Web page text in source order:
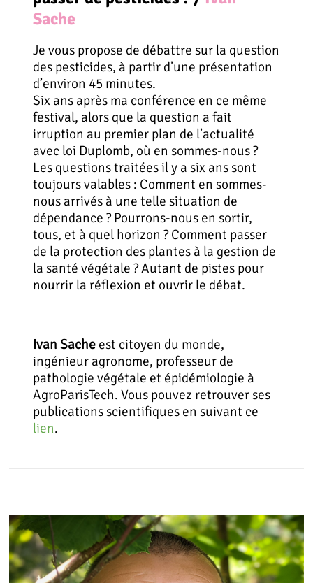
Sache
Je vous propose de débattre sur la question
des pesticides, à partir d’une présentation
d’environ 45 minutes.
Six ans après ma conférence en ce même
festival, alors que la question a fait
irruption au premier plan de l’actualité
avec loi Duplomb, où en sommes-nous ?
Les questions traitées il y a six ans sont
toujours valables : Comment en sommes-
nous arrivés à une telle situation de
dépendance ? Pourrons-nous en sortir,
tous, et à quel horizon ? Comment passer
de la protection des plantes à la gestion de
la santé végétale ? Autant de pistes pour
nourrir la réflexion et ouvrir le débat.
Ivan Sache est citoyen du monde,
ingénieur agronome, professeur de
pathologie végétale et épidémiologie à
AgroParisTech. Vous pouvez retrouver ses
publications scientifiques en suivant ce
lien.